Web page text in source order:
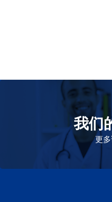
我们
更
致力于提高患者